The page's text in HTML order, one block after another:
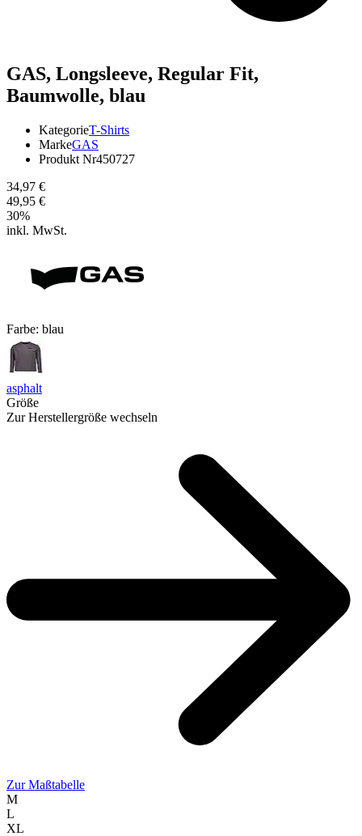
GAS, Longsleeve, Regular Fit,
Baumwolle, blau
KategorieT-Shirts
MarkeGAS
Produkt Nr450727
34,97 €
49,95 €
30%
inkl. MwSt.
Farbe: blau
asphalt
Größe
Zur Herstellergröße wechseln
Zur Maßtabelle
M
L
XL